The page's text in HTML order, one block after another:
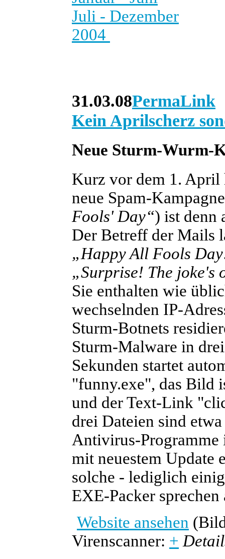
Juli - Dezember
2004
31.03.08PermaLink
Kein Aprilscherz
Neue Sturm-Wurm-
Kurz vor dem 1. April
neue Spam-
Fools' Day“) ist denn
Der Betreff der Mails
„Happy All Fools
„Surprise! The joke's
Sie enthalten wie
wechselnden IP-
Sturm-Botnets
Sturm-Malware in
Sekunden startet
"funny.exe", das Bild
und der Text-Link
drei Dateien sind
Antivirus-Programme
mit neuestem Update
solche - lediglich
EXE-Packer sprechen
Website ansehen
Virenscanner: +